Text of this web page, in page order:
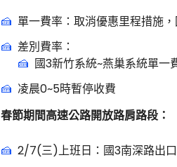
單一費率：取消優惠里程措施
差別費率：
國3新竹系統~燕巢系統單一
凌晨0~5時暫停收費
春節期間高速公路開放路肩路段：
2/7(三)上班日：國3南深路出